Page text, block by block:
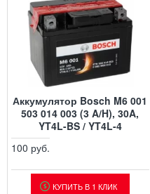
Аккумулятор Bosch M6 001
503 014 003 (3 A/H), 30A,
YT4L-BS / YT4L-4
100 руб.
КУПИТЬ В 1 КЛИК